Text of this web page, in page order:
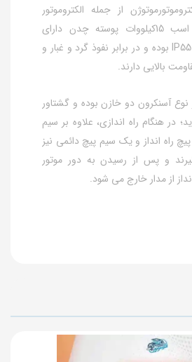
از جمله الکتروموتور
موتوژن سه فاز20 اسب 15کیلووات پوسته چدن دارای
استاندارد محفاظتی IP55 بوده و در برابر نفوذ گرد و غبار و
بالایی دارند.
نوع آسنکرون دو خازن بوده و گشتاور
در هنگام راه اندازی، علاوه بر سیم
راه انداز و یک سیم پیچ دائمی نیز
و پس از رسیدن به دور موتور
از مدار خارج می شود.